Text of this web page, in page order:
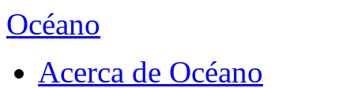
Océano
Acerca de Océano